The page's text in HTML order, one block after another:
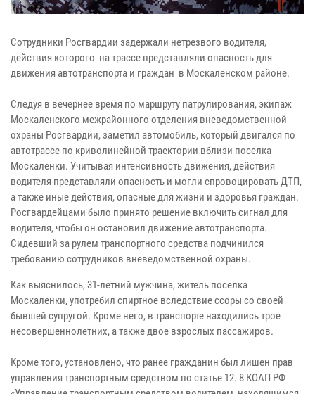
Сотрудники Росгвардии задержали нетрезвого водителя,
действия которого на трассе представляли опасность для
движения автотранспорта и граждан в Москаленском районе.
Следуя в вечернее время по маршруту патрулирования, экипаж
Москаленского межрайонного отделения вневедомственной
охраны Росгвардии, заметил автомобиль, который двигался по
автотрассе по криволинейной траектории вблизи поселка
Москаленки. Учитывая интенсивность движения, действия
водителя представляли опасность и могли спровоцировать ДТП,
а также иные действия, опасные для жизни и здоровья граждан.
Росгвардейцами было принято решение включить сигнал для
водителя, чтобы он остановил движение автотранспорта.
Сидевший за рулем транспортного средства подчинился
требованию сотрудников вневедомственной охраны.
Как выяснилось, 31-летний мужчина, житель поселка
Москаленки, употребил спиртное вследствие ссоры со своей
бывшей супругой. Кроме него, в транспорте находились трое
несовершеннолетних, а также двое взрослых пассажиров.
Кроме того, установлено, что ранее гражданин был лишен прав
управления транспортным средством по статье 12. 8 КОАП РФ